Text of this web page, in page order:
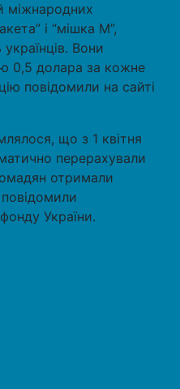
міжнародних
і “мішка М”,
Вони
0,5 долара за кожне
повідомили на сайті
що з 1 квітня
перерахували
отримали
України.